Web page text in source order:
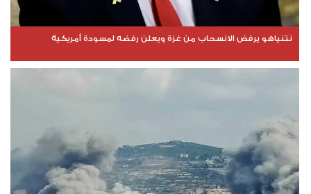
نتنياهو يرفض الانسحاب من غزة ويعلن رفضه لمسودة أمريكية